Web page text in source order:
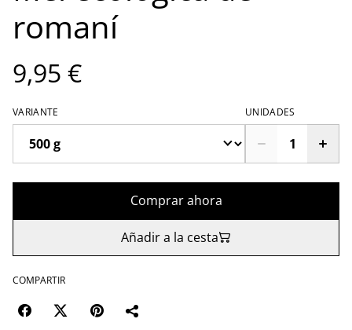
romaní
9,95 €
VARIANTE UNIDADES
Comprar ahora
Añadir a la cesta
COMPARTIR